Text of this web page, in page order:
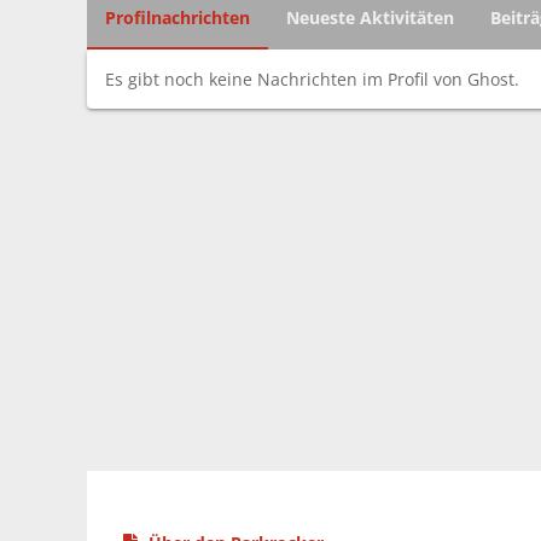
Profilnachrichten Neueste Aktivitäten
Es gibt noch keine Nachrichten im Profil von Ghost.